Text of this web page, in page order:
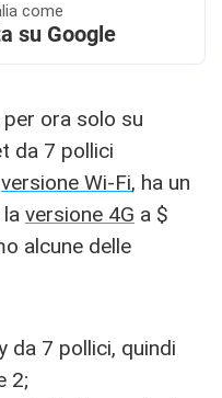
come
su Google
ora solo su
da 7 pollici
versione Wi-Fi, ha un
versione 4G a $
alcune delle
da 7 pollici, quindi
2;